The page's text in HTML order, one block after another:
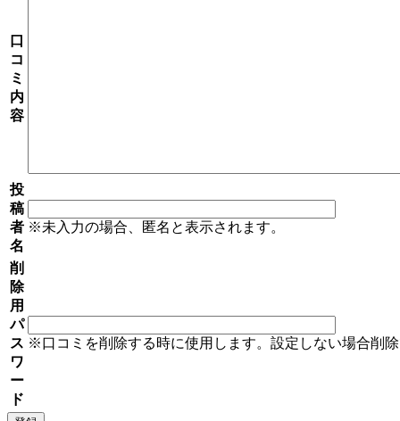
口
コ
ミ
内
容
投
稿
者
名
※未入力の場合、匿名と表示されます。
削
除
用
パ
ス
ワ
ー
ド
※口コミを削除する時に使用します。設定しない場合削